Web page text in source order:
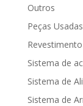
Outros
Peças Usadas
Sistema de
Sistema de
Sistema de